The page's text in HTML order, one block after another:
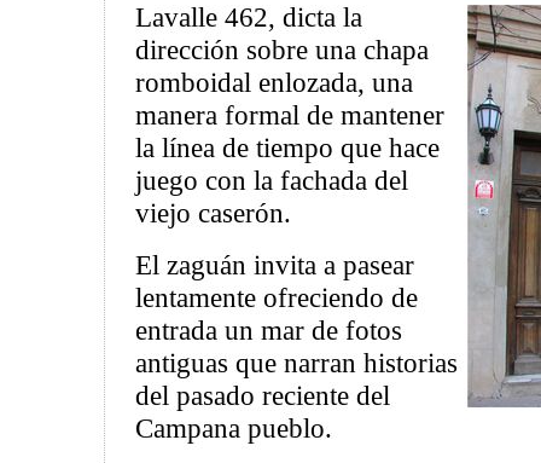
Lavalle 462, dicta la
dirección sobre una chapa
romboidal enlozada, una
manera formal de mantener
la línea de tiempo que hace
juego con la fachada del
viejo caserón.
El zaguán invita a pasear
lentamente ofreciendo de
entrada un mar de fotos
antiguas que narran historias
del pasado reciente del
Campana pueblo.